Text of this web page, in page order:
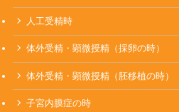
人工受精時
体外受精・顕微授精（採卵の時）
体外受精・顕微授精（胚移植の時）
子宮内膜症の時